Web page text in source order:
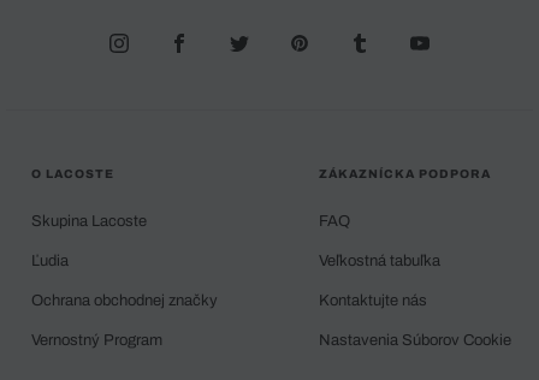
O LACOSTE
Skupina Lacoste
Ľudia
Ochrana obchodnej značky
Vernostný Program
ZÁKAZNÍCKA PODPORA
FAQ
Veľkostná tabuľka
Kontaktujte nás
Nastavenia Súborov Cookie